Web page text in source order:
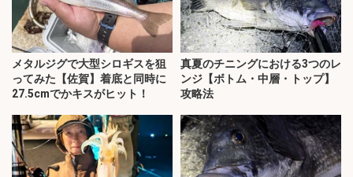
メタルジグで大型シロギスを狙
ってみた【佐賀】着底と同時に
27.5cmでかキスがヒット！
真夏のチニングにおける3つのレ
ンジ【ボトム・中層・トップ】
攻略法